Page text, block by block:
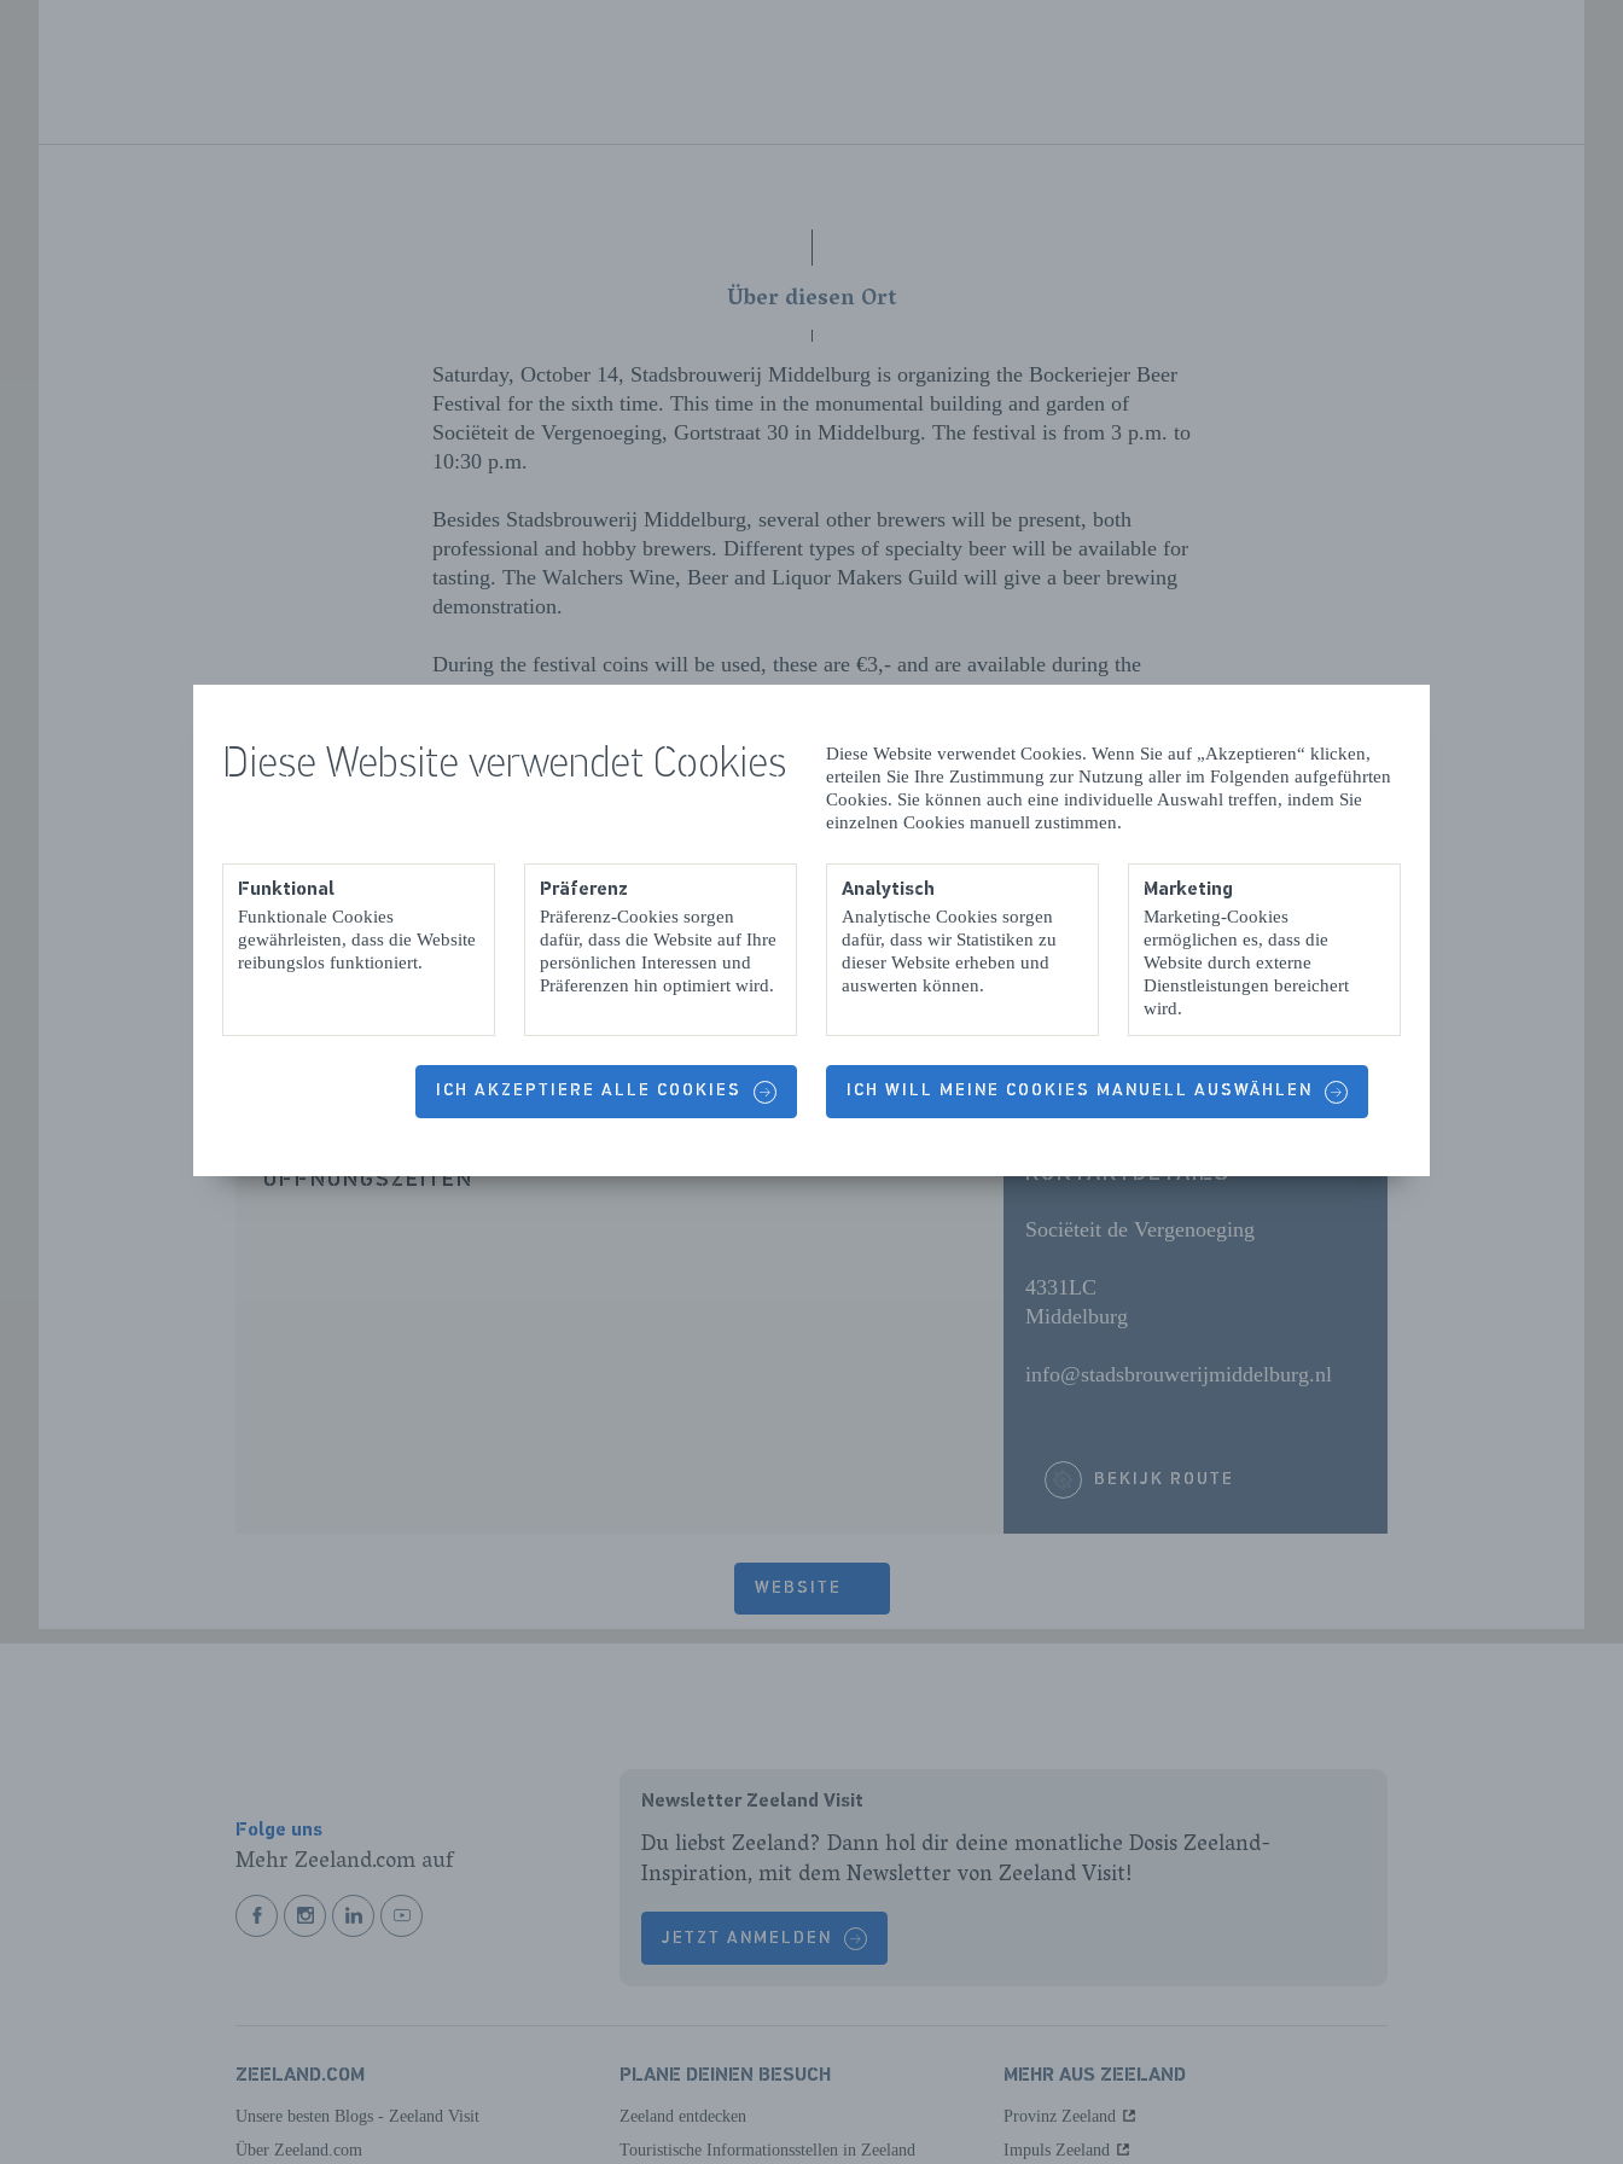
Diese Website verwendet Cookies
Diese Website verwendet Cookies. Wenn Sie auf „Akzeptieren“ klicken,
erteilen Sie Ihre Zustimmung zur Nutzung aller im Folgenden aufgeführten
Cookies. Sie können auch eine individuelle Auswahl treffen, indem Sie
einzelnen Cookies manuell zustimmen.
Funktional
Funktionale Cookies
gewährleisten, dass die Website
reibungslos funktioniert.
Präferenz
Präferenz-Cookies sorgen
dafür, dass die Website auf Ihre
persönlichen Interessen und
Präferenzen hin optimiert wird.
Analytisch
Analytische Cookies sorgen
dafür, dass wir Statistiken zu
dieser Website erheben und
auswerten können.
Marketing
Marketing-Cookies
ermöglichen es, dass die
Website durch externe
Dienstleistungen bereichert
wird.
ICH AKZEPTIERE ALLE COOKIES ICH WILL MEINE COOKIES MANUELL AUSWÄHLEN
Über diesen Ort
Saturday, October 14, Stadsbrouwerij Middelburg is organizing the Bockeriejer Beer
Festival for the sixth time. This time in the monumental building and garden of
Sociëteit de Vergenoeging, Gortstraat 30 in Middelburg. The festival is from 3 p.m. to
10:30 p.m.
Besides Stadsbrouwerij Middelburg, several other brewers will be present, both
professional and hobby brewers. Different types of specialty beer will be available for
tasting. The Walchers Wine, Beer and Liquor Makers Guild will give a beer brewing
demonstration.
During the festival coins will be used, these are €3,- and are available during the
A starter pack is €10,-. That includes a tasting glass and 2 coins.
https://forms.gle/JUsqiGbdEi7e9TSU8
More information can be found at:
https://stadsbrouwerijmiddelburg.nl/bierfestival.html(in Dutch only).
Or you can mail to:info@stadsbrouwerijmiddelburg.nl
Kontaktdetails & Öffnungszeiten
ÖFFNUNGSZEITEN KONTAKTDETAILS
Sociëteit de Vergenoeging
4331LC
Middelburg
info@stadsbrouwerijmiddelburg.nl
BEKIJK ROUTE
WEBSITE
Folge uns
Mehr Zeeland.com auf
BEKIJKBEKIJKBEKIJKBEKIJK
Newsletter Zeeland Visit
Du liebst Zeeland? Dann hol dir deine monatliche Dosis Zeeland-
Inspiration, mit dem Newsletter von Zeeland Visit!
JETZT ANMELDEN
ZEELAND.COM
Unsere besten Blogs - Zeeland Visit
Über Zeeland.com
PLANE DEINEN BESUCH
Zeeland entdecken
Touristische Informationsstellen in Zeeland
MEHR AUS ZEELAND
Provinz Zeeland
Impuls Zeeland